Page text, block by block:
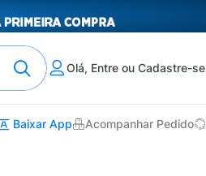
Olá, Entre ou Cadastre-se
Baixar App Acompanhar Pedido